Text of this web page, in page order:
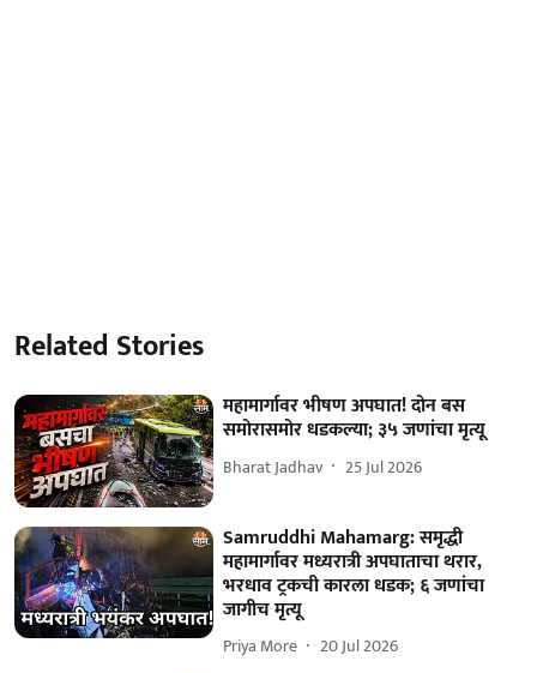
Related Stories
महामार्गावर भीषण अपघात! दोन बस
समोरासमोर धडकल्या; ३५ जणांचा मृत्यू
Bharat Jadhav 25 Jul 2026
Samruddhi Mahamarg: समृद्धी
महामार्गावर मध्यरात्री अपघाताचा थरार,
भरधाव ट्रकची कारला धडक; ६ जणांचा
जागीच मृत्यू
Priya More 20 Jul 2026